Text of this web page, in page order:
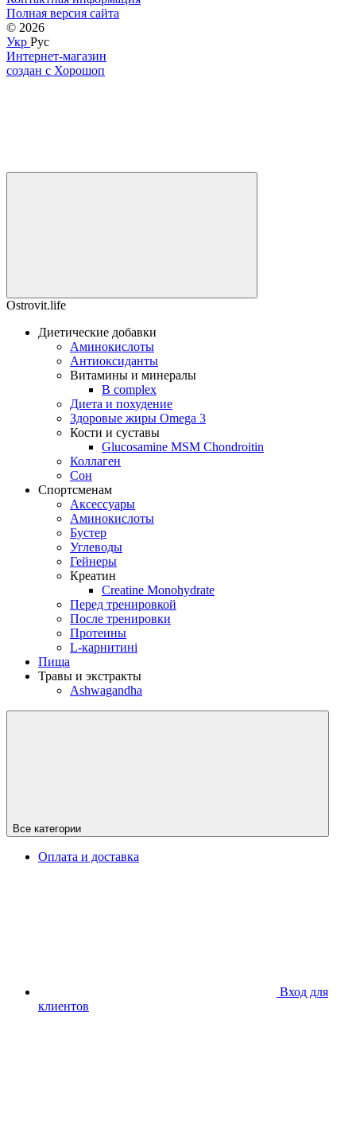
Полная версия сайта
© 2026
Укр Рус
Интернет-магазин
создан с Хорошоп
Ostrovit.life
Диетические добавки
Аминокислоты
Антиоксиданты
Витамины и минералы
B complex
Диета и похудение
Здоровые жиры Omega 3
Кости и суставы
Glucosamine MSM Chondroitin
Коллаген
Сон
Спортсменам
Аксессуары
Аминокислоты
Бустер
Углеводы
Гейнеры
Креатин
Creatine Monohydrate
Перед тренировкой
После тренировки
Протеины
L-карнитині
Пища
Травы и экстракты
Ashwagandha
Все категории
Оплата и доставка
Вход для
клиентов